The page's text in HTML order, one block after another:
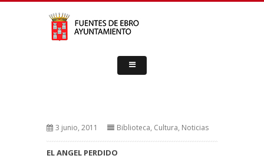
3 junio, 2011 Biblioteca, Cultura, Noticias
EL ANGEL PERDIDO